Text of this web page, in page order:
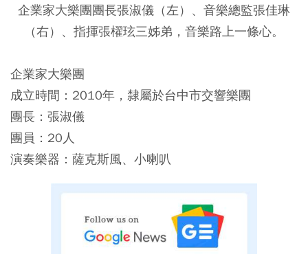
企業家大樂團團長張淑儀（左）、音樂總監張佳琳
（右）、指揮張櫂玹三姊弟，音樂路上一條心。
企業家大樂團
成立時間：2010年，隸屬於台中市交響樂團
團長：張淑儀
團員：20人
演奏樂器：薩克斯風、小喇叭